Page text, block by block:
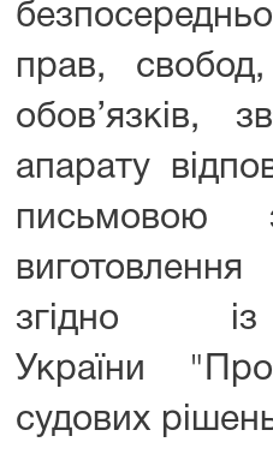
прав, свобод,
обов’язків,
апарату
письмовою
згідно
України
судових